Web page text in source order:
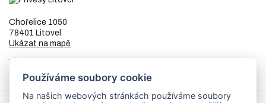
Chořelice 1050
78401 Litovel
Ukázat na mapě
IČ
DIČCZ8253255307
Používáme soubory cookie
Na našich webových stránkách používáme soubory